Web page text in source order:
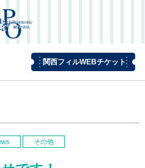
関西フィルWEBチケット
その他